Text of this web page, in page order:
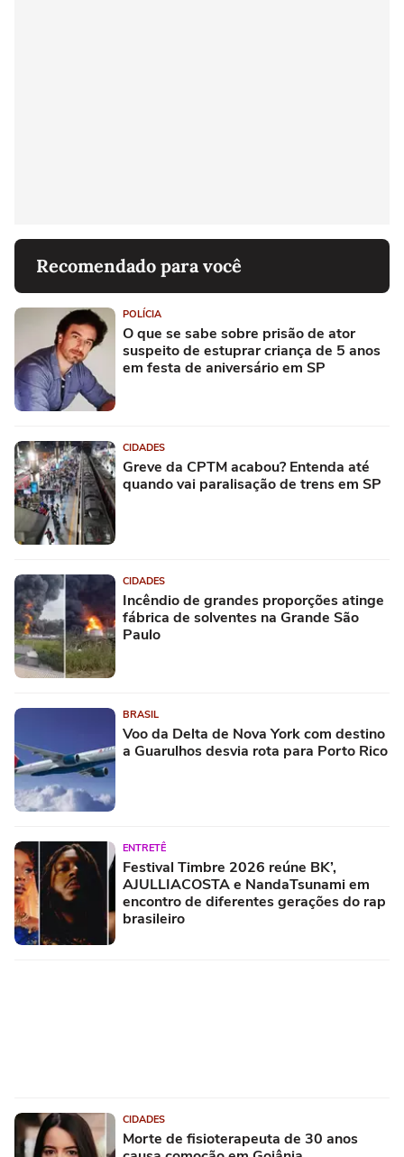
Recomendado para você
POLÍCIA
O que se sabe sobre prisão de ator
suspeito de estuprar criança de 5 anos
em festa de aniversário em SP
CIDADES
Greve da CPTM acabou? Entenda até
quando vai paralisação de trens em SP
CIDADES
Incêndio de grandes proporções atinge
fábrica de solventes na Grande São
Paulo
BRASIL
Voo da Delta de Nova York com destino
a Guarulhos desvia rota para Porto Rico
ENTRETÊ
Festival Timbre 2026 reúne BK’,
AJULLIACOSTA e NandaTsunami em
encontro de diferentes gerações do rap
brasileiro
CIDADES
Morte de fisioterapeuta de 30 anos